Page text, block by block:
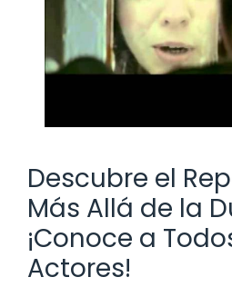
Descubre el
Más Allá de la
¡Conoce a
Actores!